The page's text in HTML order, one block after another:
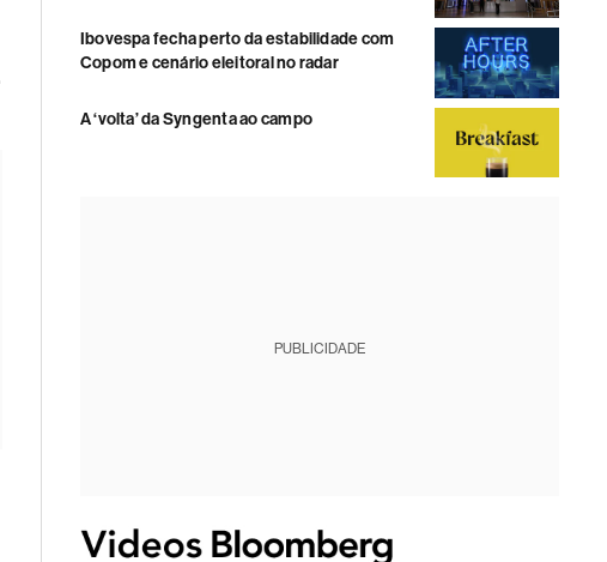
Ibovespa fecha perto da estabilidade com
Copom e cenário eleitoral no radar
A ‘volta’ da Syngenta ao campo
PUBLICIDADE